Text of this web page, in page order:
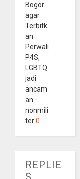
Bogor
agar
Terbitk
an
Perwali
P4S,
LGBTQ
jadi
ancam
an
nonmili
ter 0
REPLIE